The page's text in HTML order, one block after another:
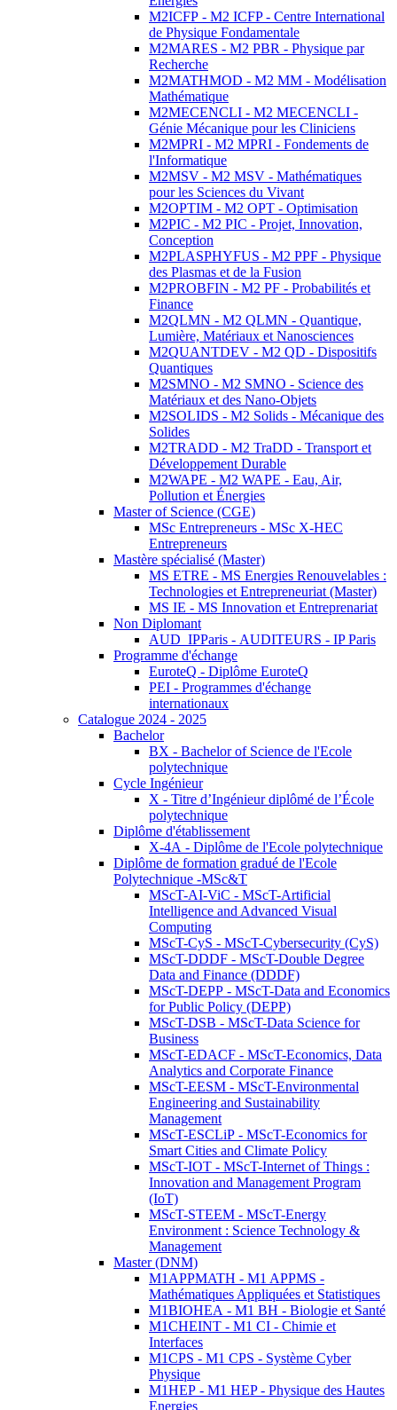
M2ICFP - M2 ICFP - Centre International
de Physique Fondamentale
M2MARES - M2 PBR - Physique par
Recherche
M2MATHMOD - M2 MM - Modélisation
Mathématique
M2MECENCLI - M2 MECENCLI -
Génie Mécanique pour les Cliniciens
M2MPRI - M2 MPRI - Fondements de
l'Informatique
M2MSV - M2 MSV - Mathématiques
pour les Sciences du Vivant
M2OPTIM - M2 OPT - Optimisation
M2PIC - M2 PIC - Projet, Innovation,
Conception
M2PLASPHYFUS - M2 PPF - Physique
des Plasmas et de la Fusion
M2PROBFIN - M2 PF - Probabilités et
Finance
M2QLMN - M2 QLMN - Quantique,
Lumière, Matériaux et Nanosciences
M2QUANTDEV - M2 QD - Dispositifs
Quantiques
M2SMNO - M2 SMNO - Science des
Matériaux et des Nano-Objets
M2SOLIDS - M2 Solids - Mécanique des
Solides
M2TRADD - M2 TraDD - Transport et
Développement Durable
M2WAPE - M2 WAPE - Eau, Air,
Pollution et Énergies
Master of Science (CGE)
MSc Entrepreneurs - MSc X-HEC
Entrepreneurs
Mastère spécialisé (Master)
MS ETRE - MS Energies Renouvelables :
Technologies et Entrepreneuriat (Master)
MS IE - MS Innovation et Entreprenariat
Non Diplomant
AUD_IPParis - AUDITEURS - IP Paris
Programme d'échange
EuroteQ - Diplôme EuroteQ
PEI - Programmes d'échange
internationaux
Catalogue 2024 - 2025
Bachelor
BX - Bachelor of Science de l'Ecole
polytechnique
Cycle Ingénieur
X - Titre d’Ingénieur diplômé de l’École
polytechnique
Diplôme d'établissement
X-4A - Diplôme de l'Ecole polytechnique
Diplôme de formation gradué de l'Ecole
Polytechnique -MSc&T
MScT-AI-ViC - MScT-Artificial
Intelligence and Advanced Visual
Computing
MScT-CyS - MScT-Cybersecurity (CyS)
MScT-DDDF - MScT-Double Degree
Data and Finance (DDDF)
MScT-DEPP - MScT-Data and Economics
for Public Policy (DEPP)
MScT-DSB - MScT-Data Science for
Business
MScT-EDACF - MScT-Economics, Data
Analytics and Corporate Finance
MScT-EESM - MScT-Environmental
Engineering and Sustainability
Management
MScT-ESCLiP - MScT-Economics for
Smart Cities and Climate Policy
MScT-IOT - MScT-Internet of Things :
Innovation and Management Program
(IoT)
MScT-STEEM - MScT-Energy
Environment : Science Technology &
Management
Master (DNM)
M1APPMATH - M1 APPMS -
Mathématiques Appliquées et Statistiques
M1BIOHEA - M1 BH - Biologie et Santé
M1CHEINT - M1 CI - Chimie et
Interfaces
M1CPS - M1 CPS - Système Cyber
Physique
M1HEP - M1 HEP - Physique des Hautes
Energies